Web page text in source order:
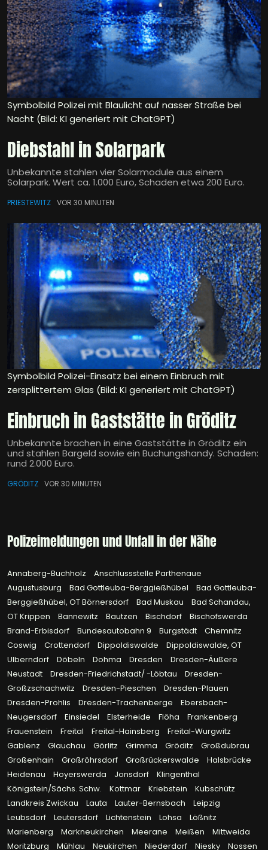
Symbolbild Polizei mit Blaulicht auf nasser Straße bei
Nacht (Bild: KI generiert mit ChatGPT)
Diebstahl in Solarpark
Unbekannte stahlen vier Solarmodule aus einem
Solarpark. Wert ca. 1.000 Euro, Schaden etwa 200 Euro.
PRIESTEWITZ VOR 30 MINUTEN
Symbolbild Polizei-Einsatz bei einem Einbruch mit
zersplittertem Glas (Bild: KI generiert mit ChatGPT)
Einbruch in Gaststätte in Gröditz
Unbekannte brachen in eine Gaststätte in Gröditz ein
und stahlen Bargeld sowie ein Buchungshandy. Schaden:
rund 2.000 Euro.
GRÖDITZ VOR 30 MINUTEN
Polizeimeldungen und Unfall in der Nähe
Annaberg-Buchholz
Anschlussstelle Parthenaue
Augustusburg
Bad Gottleuba-Berggießhübel
Bad Gottleuba-
Berggießhübel, OT Börnersdorf
Bad Muskau
Bad Schandau,
OT Krippen
Bannewitz Bautzen Bischdorf
Bischofswerda
Brand-Erbisdorf
Bundesautobahn 9 Burgstädt
Chemnitz
Coswig
Crottendorf Dippoldiswalde
Dippoldiswalde, OT
Ulberndorf
Döbeln Dohma Dresden
Dresden-Äußere
Neustadt
Dresden-Friedrichstadt/ -Löbtau
Dresden-
Großzschachwitz
Dresden-Pieschen
Dresden-Plauen
Dresden-Prohlis
Dresden-Trachenberge
Ebersbach-
Neugersdorf
Einsiedel Elsterheide Flöha
Frankenberg
Frauenstein
Freital Freital-Hainsberg
Freital-Wurgwitz
Gablenz
Glauchau Görlitz Grimma Gröditz
Großdubrau
Großenhain
Großröhrsdorf Großrückerswalde
Halsbrücke
Heidenau
Hoyerswerda Jonsdorf
Klingenthal
Königstein/Sächs. Schw.
Kottmar Kriebstein
Kubschütz
Landkreis Zwickau
Lauta Lauter-Bernsbach
Leipzig
Leubsdorf
Leutersdorf Lichtenstein Lohsa
Lößnitz
Marienberg
Markneukirchen Meerane Meißen
Mittweida
Moritzburg
Mühlau Neukirchen Niederdorf Niesky
Nossen